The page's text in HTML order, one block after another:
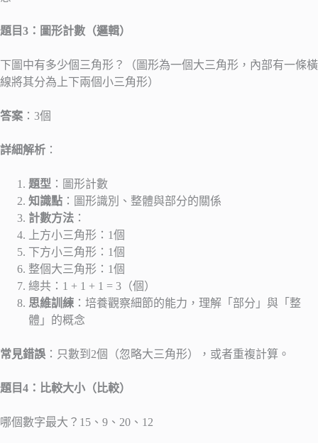
題目3：圖形計數（邏輯）
下圖中有多少個三角形？（圖形為一個大三角形，內部有一條橫
線將其分為上下兩個小三角形）
答案 ：3個
詳細解析 ：
題型 ：圖形計數
知識點 ：圖形識別、整體與部分的關係
計數方法 ：
上方小三角形：1個
下方小三角形：1個
整個大三角形：1個
總共：1 + 1 + 1 = 3（個）
思維訓練 ：培養觀察細節的能力，理解「部分」與「整
體」的概念
常見錯誤 ：只數到2個（忽略大三角形），或者重複計算。
題目4：比較大小（比較）
哪個數字最大？15、9、20、12